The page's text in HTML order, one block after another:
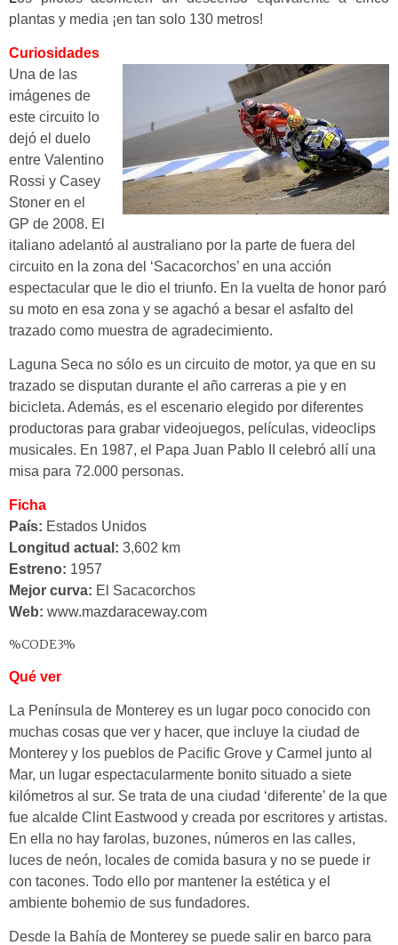
plantas y media ¡en tan solo 130 metros!
Curiosidades
Una de las
imágenes de
este circuito lo
dejó el duelo
entre Valentino
Rossi y Casey
Stoner en el
GP de 2008. El
italiano adelantó al australiano por la parte de fuera del
circuito en la zona del ‘Sacacorchos’ en una acción
espectacular que le dio el triunfo. En la vuelta de honor paró
su moto en esa zona y se agachó a besar el asfalto del
trazado como muestra de agradecimiento.
Laguna Seca no sólo es un circuito de motor, ya que en su
trazado se disputan durante el año carreras a pie y en
bicicleta. Además, es el escenario elegido por diferentes
productoras para grabar videojuegos, películas, videoclips
musicales. En 1987, el Papa Juan Pablo II
celebró allí una
misa para 72.000 personas.
Ficha
País: Estados Unidos
Longitud actual: 3,602 km
Estreno: 1957
Mejor curva: El Sacacorchos
Web: www.mazdaraceway.com
%CODE3%
Qué ver
La Península de Monterey es un lugar poco conocido con
muchas cosas que ver y hacer, que incluye la ciudad de
Monterey y los pueblos de Pacific Grove y Carmel junto al
Mar, un lugar espectacularmente bonito situado a siete
kilómetros al sur. Se trata de una ciudad ‘diferente’ de la que
fue alcalde Clint Eastwood y creada por escritores y artistas.
En ella no hay farolas, buzones, números en las calles,
luces de neón, locales de comida basura y no se puede ir
con tacones. Todo ello por mantener la estética y el
ambiente bohemio de sus fundadores.
Desde la Bahía de Monterey se puede salir en barco para